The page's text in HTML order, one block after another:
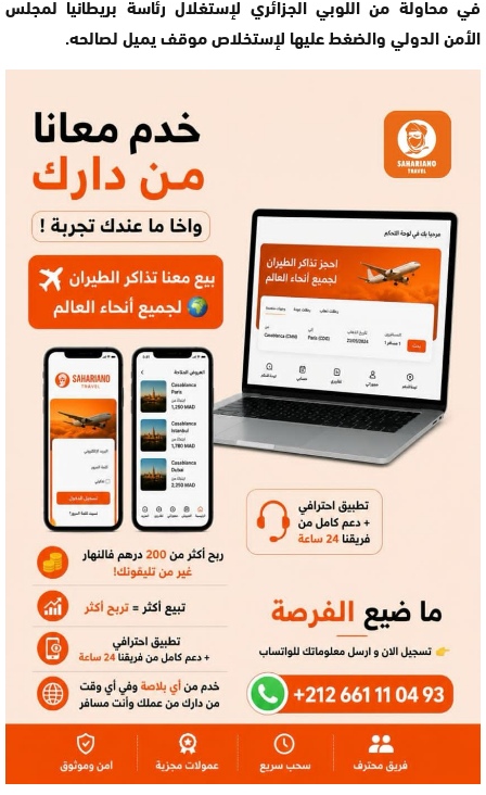
في محاولة من اللوبي الجزائري لإستغلال رئاسة بريطانيا لمجلس
الأمن الدولي والضغط عليها لإستخلاص موقف يميل لصالحه.